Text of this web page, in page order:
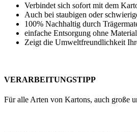
Verbindet sich sofort mit dem
Auch bei staubigen oder
100% Nachhaltig durch
einfache Entsorgung ohne
Zeigt die Umweltfreundlichkeit
VERARBEITUNGSTIPP
Für alle Arten von Kartons, auch große